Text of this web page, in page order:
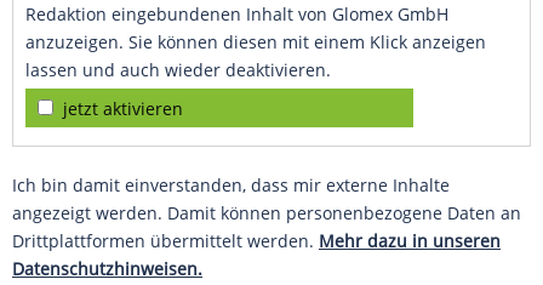
Redaktion eingebundenen Inhalt von Glomex GmbH
anzuzeigen. Sie können diesen mit einem Klick anzeigen
lassen und auch wieder deaktivieren.
jetzt aktivieren
Ich bin damit einverstanden, dass mir externe Inhalte
angezeigt werden. Damit können personenbezogene Daten an
Drittplattformen übermittelt werden. Mehr dazu in unseren
Datenschutzhinweisen.